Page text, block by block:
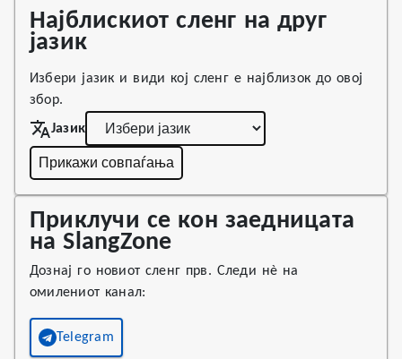
Најблискиот сленг на друг
јазик
Избери јазик и види кој сленг е најблизок до овој
збор.
Јазик
Прикажи совпаѓања
Приклучи се кон заедницата
на SlangZone
Дознај го новиот сленг прв. Следи нè на
омилениот канал:
Telegram